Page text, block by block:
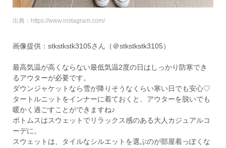
出典：https://www.instagram.com/
画像提供：stkstkstk3105さん（＠stkstkstk3105）
最高気温が高くならない最低気温2度の日はしっかり防寒でき
るアウターが必要です。
ダウンジャケットなら雪が降りそうなくらい寒い日でも安心♡
タートルニットをインナーに着ておくと、アウターを脱いでも
暖かく過ごすことができますね♪
ボトムスはスウェットでリラックス感のある大人カジュアルコ
ーデに。
スウェットは、タイルなシルエットを選ぶのが部屋着っぽくな